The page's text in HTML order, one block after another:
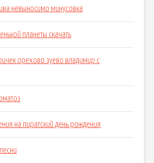
невыносимо минусовка
планеты скачать
орехово зуево владимир с
на пиратский день рождения